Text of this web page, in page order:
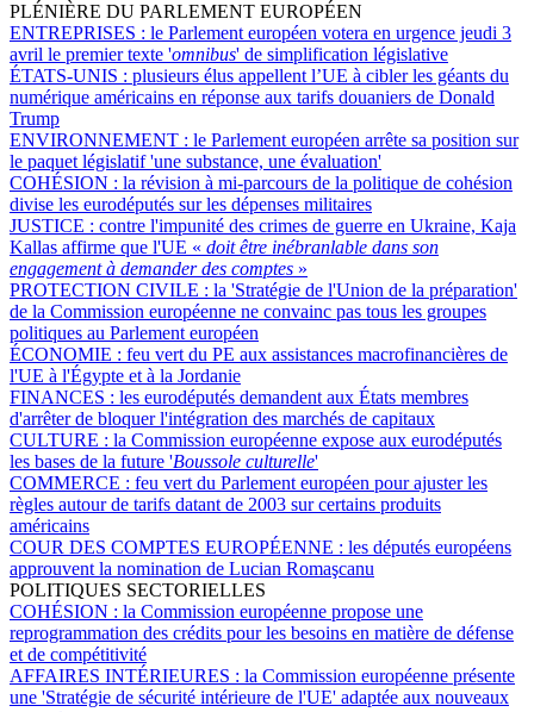
PLÉNIÈRE DU PARLEMENT EUROPÉEN
ENTREPRISES : le Parlement européen votera en urgence jeudi 3
avril le premier texte 'omnibus' de simplification législative
ÉTATS-UNIS : plusieurs élus appellent l’UE à cibler les géants du
numérique américains en réponse aux tarifs douaniers de Donald
Trump
ENVIRONNEMENT : le Parlement européen arrête sa position sur
le paquet législatif 'une substance, une évaluation'
COHÉSION : la révision à mi-parcours de la politique de cohésion
divise les eurodéputés sur les dépenses militaires
JUSTICE : contre l'impunité des crimes de guerre en Ukraine, Kaja
Kallas affirme que l'UE « doit être inébranlable dans son
engagement à demander des comptes »
PROTECTION CIVILE : la 'Stratégie de l'Union de la préparation'
de la Commission européenne ne convainc pas tous les groupes
politiques au Parlement européen
ÉCONOMIE : feu vert du PE aux assistances macrofinancières de
l'UE à l'Égypte et à la Jordanie
FINANCES : les eurodéputés demandent aux États membres
d'arrêter de bloquer l'intégration des marchés de capitaux
CULTURE : la Commission européenne expose aux eurodéputés
les bases de la future 'Boussole culturelle'
COMMERCE : feu vert du Parlement européen pour ajuster les
règles autour de tarifs datant de 2003 sur certains produits
américains
COUR DES COMPTES EUROPÉENNE : les députés européens
approuvent la nomination de Lucian Romaşcanu
POLITIQUES SECTORIELLES
COHÉSION : la Commission européenne propose une
reprogrammation des crédits pour les besoins en matière de défense
et de compétitivité
AFFAIRES INTÉRIEURES : la Commission européenne présente
une 'Stratégie de sécurité intérieure de l'UE' adaptée aux nouveaux